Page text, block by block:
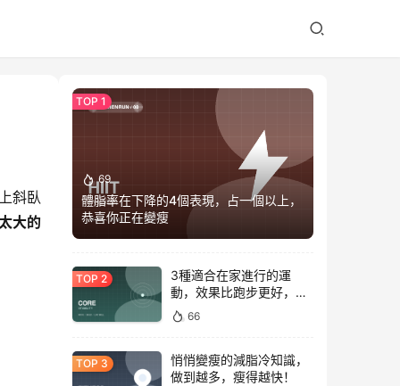
斜臥
大的
69
體脂率在下降的4個表現，占一個以上，
恭喜你正在變瘦
3種適合在家進行的運
動，效果比跑步更好，是
公認的脂肪殺手！
66
悄悄變瘦的減脂冷知識，
做到越多，瘦得越快！